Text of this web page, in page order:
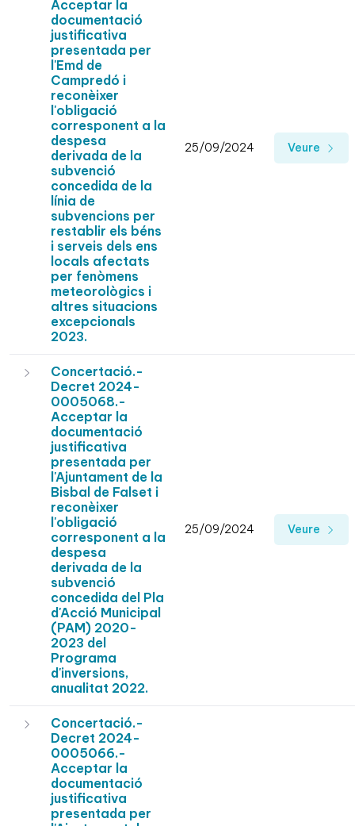
Acceptar la
documentació
justificativa
presentada per
l'Emd de
Campredó i
reconèixer
l'obligació
corresponent a la
despesa
derivada de la
subvenció
concedida de la
línia de
subvencions per
restablir els béns
i serveis dels ens
locals afectats
per fenòmens
meteorològics i
altres situacions
excepcionals
2023.
25/09/2024 Veure
Concertació.-
Decret 2024-
0005068.-
Acceptar la
documentació
justificativa
presentada per
l'Ajuntament de la
Bisbal de Falset i
reconèixer
l'obligació
corresponent a la
despesa
derivada de la
subvenció
concedida del Pla
d'Acció Municipal
(PAM) 2020-
2023 del
Programa
d'inversions,
anualitat 2022.
25/09/2024 Veure
Concertació.-
Decret 2024-
0005066.-
Acceptar la
documentació
justificativa
presentada per